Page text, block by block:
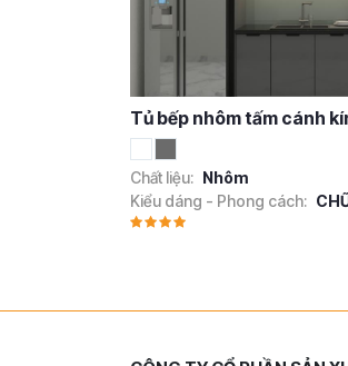
Tủ bếp nhôm tấm cánh
Chất liệu: Nhôm
Kiểu dáng - Phong cách: